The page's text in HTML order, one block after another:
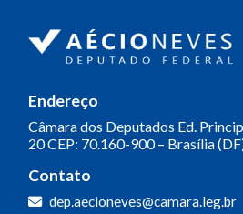
Endereço
Câmara dos Deputados Ed.
20CEP: 70.160-900 – Brasília
Contato
dep.aecioneves@camara.leg.br